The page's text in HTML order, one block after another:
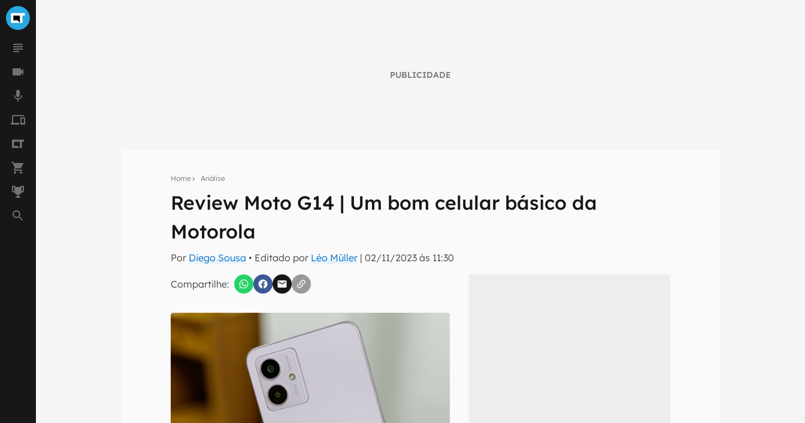
PUBLICIDADE
Home Análise
Review Moto G14 | Um bom celular básico da
Motorola
Por Diego Sousa • Editado por Léo Müller |02/11/2023 às 11:30
Compartilhe:
Seu resumo inteligente do mundo tech!
Assine a newsletter do Canaltech e receba notícias e reviews sobre tecnologia em primeira
Confirmo que li, aceito e concordo com os Termos de Uso e Política de Privacidade do Canaltech.